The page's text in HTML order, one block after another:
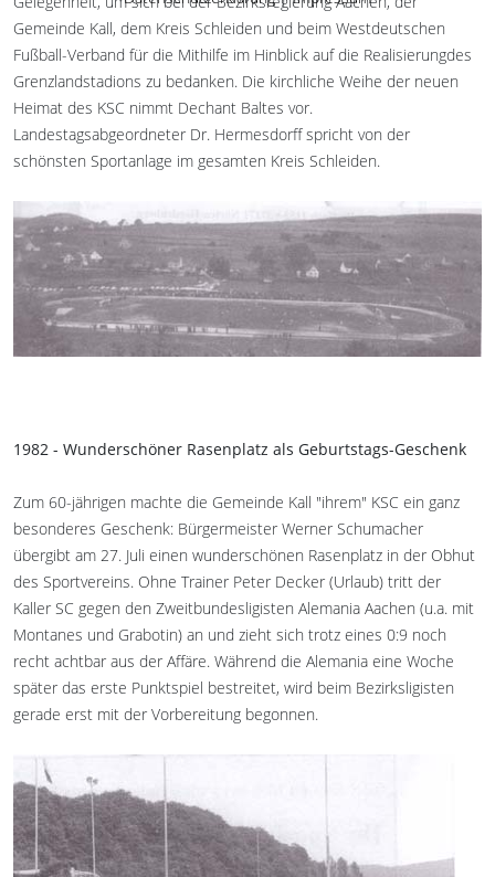
Gemeinde Kall, dem Kreis Schleiden und beim Westdeutschen
Fußball-Verband für die Mithilfe im Hinblick auf die Realisierungdes
Grenzlandstadions zu bedanken. Die kirchliche Weihe der neuen
Heimat des KSC nimmt Dechant Baltes vor.
Landestagsabgeordneter Dr. Hermesdorff spricht von der
schönsten Sportanlage im gesamten Kreis Schleiden.
1982 - Wunderschöner Rasenplatz als Geburtstags-Geschenk
Zum 60-jährigen machte die Gemeinde Kall "ihrem" KSC ein ganz
besonderes Geschenk: Bürgermeister Werner Schumacher
übergibt am 27. Juli einen wunderschönen Rasenplatz in der Obhut
des Sportvereins. Ohne Trainer Peter Decker (Urlaub) tritt der
Kaller SC gegen den Zweitbundesligisten Alemania Aachen (u.a. mit
Montanes und Grabotin) an und zieht sich trotz eines 0:9 noch
recht achtbar aus der Affäre. Während die Alemania eine Woche
später das erste Punktspiel bestreitet, wird beim Bezirksligisten
gerade erst mit der Vorbereitung begonnen.